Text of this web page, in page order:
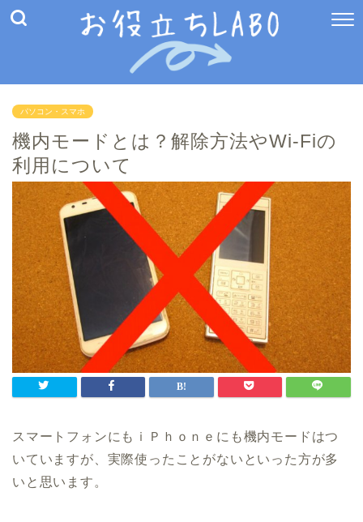
パソコン・スマホ
機内モードとは？解除方法やWi-Fiの
利用について
スマートフォンにもｉＰｈｏｎｅにも機内モードはつ
いていますが、実際使ったことがないといった方が多
いと思います。